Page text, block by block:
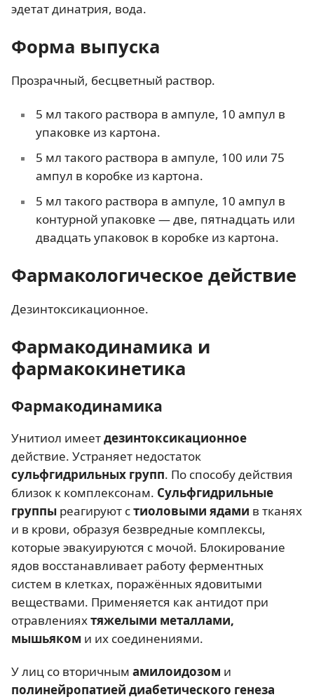
эдетат динатрия, вода.
Форма выпуска
Прозрачный, бесцветный раствор.
5 мл такого раствора в ампуле, 10 ампул в
упаковке из картона.
5 мл такого раствора в ампуле, 100 или 75
ампул в коробке из картона.
5 мл такого раствора в ампуле, 10 ампул в
контурной упаковке — две, пятнадцать или
двадцать упаковок в коробке из картона.
Фармакологическое действие
Дезинтоксикационное.
Фармакодинамика и
фармакокинетика
Фармакодинамика
Унитиол имеетдезинтоксикационное
действие. Устраняет недостаток
сульфгидрильных групп. По способу действия
близок к комплексонам. Сульфгидрильные
группы реагируют стиоловыми ядами в тканях
и в крови, образуя безвредные комплексы,
которые эвакуируются с мочой. Блокирование
ядов восстанавливает работу ферментных
систем в клетках, поражённых ядовитыми
веществами. Применяется как антидот при
отравленияхтяжелыми металлами,
мышьяком и их соединениями.
У лиц со вторичным амилоидозом и
полинейропатией диабетического генеза